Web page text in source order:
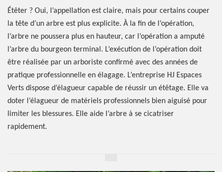
Étêter ? Oui, l’appellation est claire, mais pour certains couper
la tête d’un arbre est plus explicite. À la fin de l’opération,
l’arbre ne poussera plus en hauteur, car l’opération a amputé
l’arbre du bourgeon terminal. L’exécution de l’opération doit
être réalisée par un arboriste confirmé avec des années de
pratique professionnelle en élagage. L’entreprise HJ Espaces
Verts dispose d’élagueur capable de réussir un étêtage. Elle va
doter l’élagueur de matériels professionnels bien aiguisé pour
limiter les blessures. Elle aide l’arbre à se cicatriser
rapidement.